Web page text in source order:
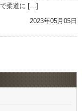
柔道に […]
2023年05月05日